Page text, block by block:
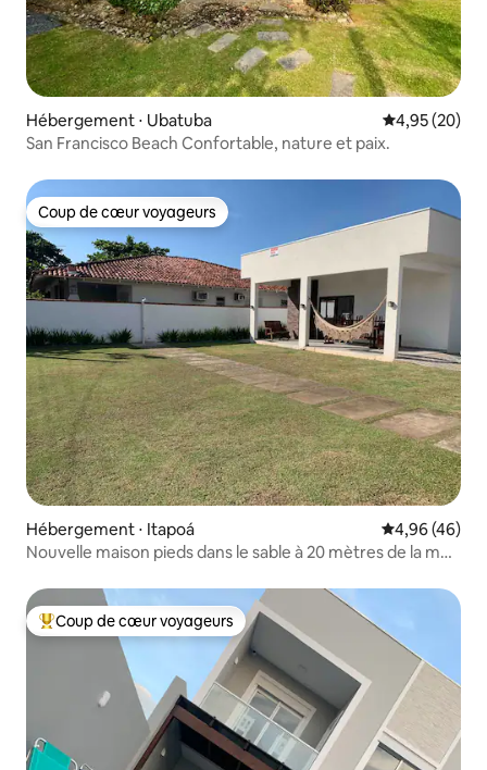
Hébergement ⋅ Ubatuba Évaluation
4,95 (20)
San Francisco Beach Confortable, nature et paix.
Coup de cœur voyageurs
Coup de cœur voyageurs
Hébergement ⋅ Itapoá Évaluation
4,96 (46)
Nouvelle maison pieds dans le sable à 20 mètres de la mer
Coups de cœur voyageurs les plus appréciés
Coup de cœur voyageurs